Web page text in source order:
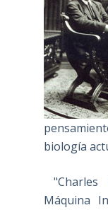
biología
Máquina